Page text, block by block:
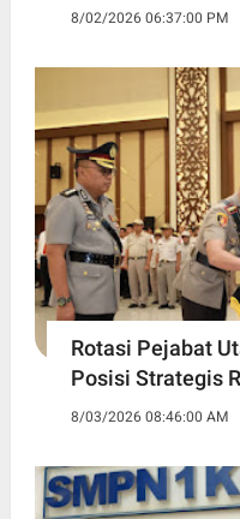
8/02/2026 06:37:00 PM
Rotasi Pejabat
Posisi Strategis
8/03/2026 08:46:00 AM